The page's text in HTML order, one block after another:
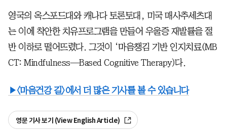
영국의 옥스포드대와 캐나다 토론토대, 미국 매사추세츠대
는 이에 착안한 치유프로그램을 만들어 우울증 재발률을 절
반 이하로 떨어뜨렸다. 그것이 ‘마음챙김 기반 인지치료(MB
CT: Mindfulness—Based Cognitive Therapy)다.
▶<마음건강 길>에서 더 많은 기사를 볼 수 있습니다
영문 기사 보기 (View English Article)